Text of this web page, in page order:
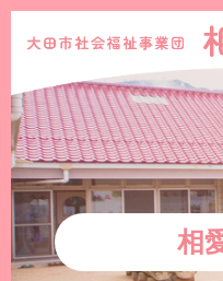
このページの本文へ
相